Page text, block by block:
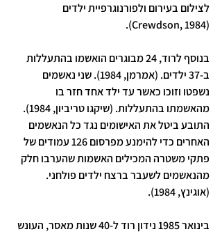
לצילום בעירום ולפורנוגרפיית ילדים
(Crewdson, 1984).
בנוסף לרוד, 24 מבוגרים הואשמו בהתעללות
ב-37 ילדים. (אמרמן, 1984). שני נאשמים
נשפטו וזוכו כאשר עד ילד אחד חזר בו
מהאשמתו בהתעללות. (שיקגו טריביון, 1984).
התובע ביטל את האישומים נגד כל הנאשמים
האחרים כדי להימנע מפרסום 126 עמודים של
פתקי משטרה המכילים האשמות שהערבו חלק
מהנאשמים לשעבר ברצח ילדים פולחני.
(אוגינץ, 1984).
בינואר 1985 נידון רוד ל-40 שנות מאסר, העונש